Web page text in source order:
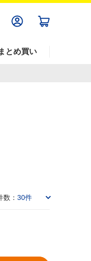
とめ買い
数： 30件